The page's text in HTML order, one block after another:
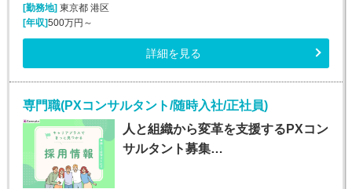
[勤務地] 東京都 港区
[年収]500万円～
詳細を見る
専門職(PXコンサルタント/随時入社/正社員)
人と組織から変革を支援するPXコン
サルタント募集…